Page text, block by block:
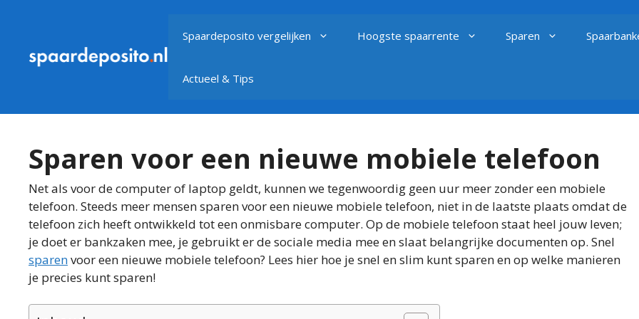
inhoud
Spaardeposito vergelijken Hoogste spaarrente Sparen
Actueel & Tips
Sparen voor een nieuwe mobiele telefoon
Net als voor de computer of laptop geldt, kunnen we tegenwoordig geen uur meer zonder een mobiele
telefoon. Steeds meer mensen sparen voor een nieuwe mobiele telefoon, niet in de laatste plaats omdat de
telefoon zich heeft ontwikkeld tot een onmisbare computer. Op de mobiele telefoon staat heel jouw leven;
je doet er bankzaken mee, je gebruikt er de sociale media mee en slaat belangrijke documenten op. Snel
sparenvoor een nieuwe mobiele telefoon? Lees hier hoe je snel en slim kunt sparen en op welke manieren
je precies kunt sparen!